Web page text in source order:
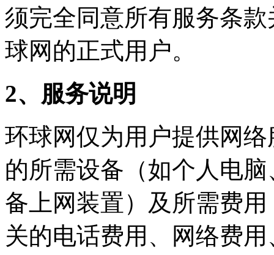
须完全同意所有服务条
球网的正式用户。
2、 服务说明
环球网仅为用户提供网
的所需设备（如个人电
备上网装置）及所需费
关的电话费用、网络费